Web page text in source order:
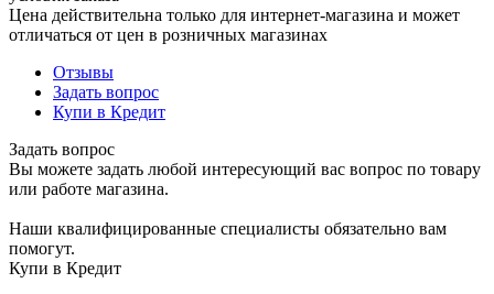
Цена действительна только для интернет-магазина и может
отличаться от цен в розничных магазинах
Отзывы
Задать вопрос
Купи в Кредит
Задать вопрос
Вы можете задать любой интересующий вас вопрос по товару
или работе магазина.
Наши квалифицированные специалисты обязательно вам
помогут.
Купи в Кредит